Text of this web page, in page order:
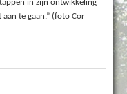
in zijn ontwikkeling
te gaan.” (foto Cor